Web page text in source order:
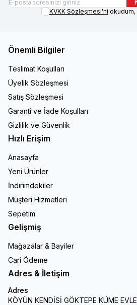
KVKK Sözleşmesi'ni okudum,
Önemli Bilgiler
Teslimat Koşulları
Üyelik Sözleşmesi
Satış Sözleşmesi
Garanti ve İade Koşulları
Gizlilik ve Güvenlik
Hızlı Erişim
Anasayfa
Yeni Ürünler
İndirimdekiler
Müşteri Hizmetleri
Sepetim
Gelişmiş
Mağazalar & Bayiler
Cari Ödeme
Adres & İletişim
Adres
KÖYÜN KENDİSİ GÖKTEPE KÜME